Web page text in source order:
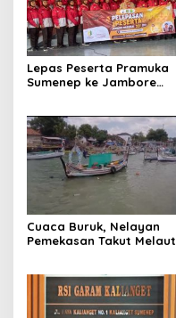
Lepas Peserta Pramuka
Sumenep ke Jambore
Cuaca Buruk, Nelayan
Pemekasan Takut Melaut